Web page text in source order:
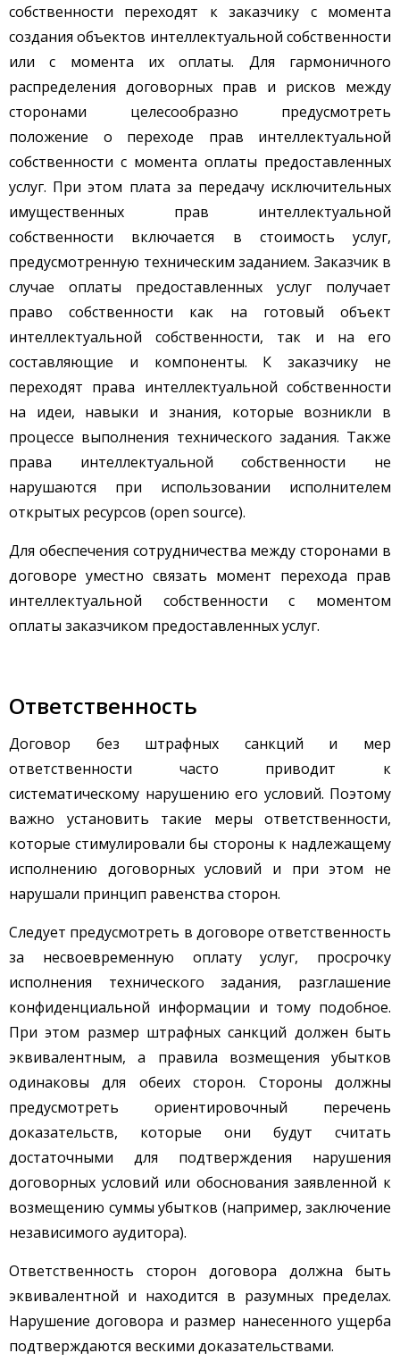
собственности переходят к заказчику с момента
создания объектов интеллектуальной собственности
или с момента их оплаты. Для гармоничного
распределения договорных прав и рисков между
сторонами целесообразно предусмотреть
положение о переходе прав интеллектуальной
собственности с момента оплаты предоставленных
услуг. При этом плата за передачу исключительных
имущественных прав интеллектуальной
собственности включается в стоимость услуг,
предусмотренную техническим заданием. Заказчик в
случае оплаты предоставленных услуг получает
право собственности как на готовый объект
интеллектуальной собственности, так и на его
составляющие и компоненты. К заказчику не
переходят права интеллектуальной собственности
на идеи, навыки и знания, которые возникли в
процессе выполнения технического задания. Также
права интеллектуальной собственности не
нарушаются при использовании исполнителем
открытых ресурсов (open source).
Для обеспечения сотрудничества между сторонами в
договоре уместно связать момент перехода прав
интеллектуальной собственности с моментом
оплаты заказчиком предоставленных услуг.
Ответственность
Договор без штрафных санкций и мер
ответственности часто приводит к
систематическому нарушению его условий. Поэтому
важно установить такие меры ответственности,
которые стимулировали бы стороны к надлежащему
исполнению договорных условий и при этом не
нарушали принцип равенства сторон.
Следует предусмотреть в договоре ответственность
за несвоевременную оплату услуг, просрочку
исполнения технического задания, разглашение
конфиденциальной информации и тому подобное.
При этом размер штрафных санкций должен быть
эквивалентным, а правила возмещения убытков
одинаковы для обеих сторон. Стороны должны
предусмотреть ориентировочный перечень
доказательств, которые они будут считать
достаточными для подтверждения нарушения
договорных условий или обоснования заявленной к
возмещению суммы убытков (например, заключение
независимого аудитора).
Ответственность сторон договора должна быть
эквивалентной и находится в разумных пределах.
Нарушение договора и размер нанесенного ущерба
подтверждаются вескими доказательствами.